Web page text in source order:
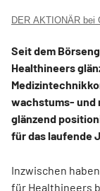
DER AKTIONÄR bei
Seit dem
Healthineers
wachstums- und
glänzend
für das laufende
Inzwischen
für Healthineers